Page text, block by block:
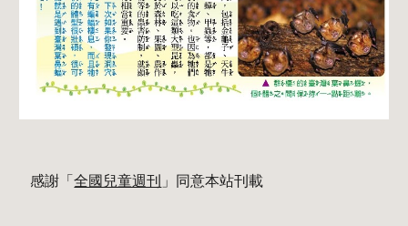
感謝「全國兒童週刊 」同意本站刊載